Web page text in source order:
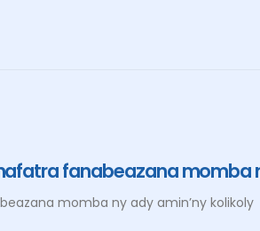
fanabeazana momba
momba ny ady amin’ny kolikoly